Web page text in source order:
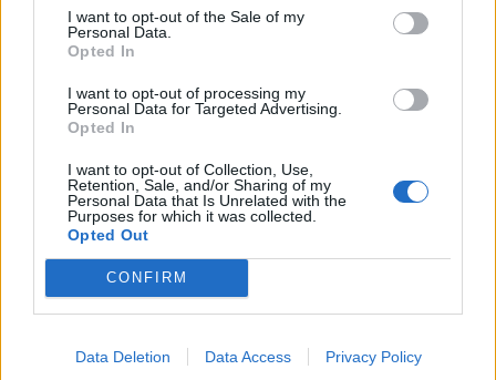
I want to opt-out of the Sale of my
Personal Data.
Opted In
I want to opt-out of processing my
Personal Data for Targeted Advertising.
Opted In
I want to opt-out of Collection, Use,
Retention, Sale, and/or Sharing of my
Personal Data that Is Unrelated with the
Purposes for which it was collected.
Opted Out
CONFIRM
Data Deletion Data Access Privacy Policy
παγκόσμιας ενόργανης «άνοιξε τον ασκό του
Αιόλου» μιλώντας για θέματα ταμπού όπως είναι η